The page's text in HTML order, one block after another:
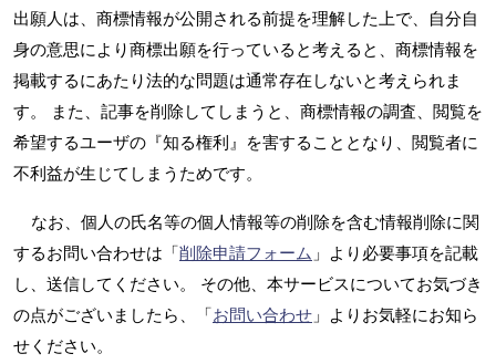
出願人は、商標情報が公開される前提を理解した上で、自分自
身の意思により商標出願を行っていると考えると、商標情報を
掲載するにあたり法的な問題は通常存在しないと考えられま
す。 また、記事を削除してしまうと、商標情報の調査、閲覧を
希望するユーザの『知る権利』を害することとなり、閲覧者に
不利益が生じてしまうためです。
なお、個人の氏名等の個人情報等の削除を含む情報削除に関
するお問い合わせは「削除申請フォーム 」より必要事項を記載
し、送信してください。 その他、本サービスについてお気づき
の点がございましたら、「お問い合わせ 」よりお気軽にお知ら
せください。